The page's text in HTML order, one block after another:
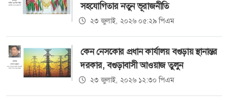
সহযোগিতার নতুন ভূরাজনীতি
২৩ জুলাই, ২০২৬ ০৫:২৯ পিএম
কেন নেসকোর প্রধান কার্যালয় বগুড়ায় স্থানান্তর
দরকার, বগুড়াবাসী আওয়াজ তুলুন
২৩ জুলাই, ২০২৬ ১২:৩০ পিএম